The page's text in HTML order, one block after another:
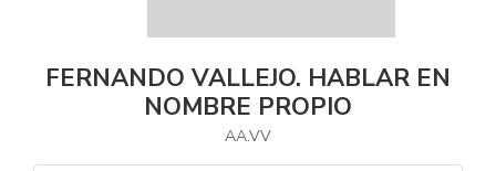
FERNANDO VALLEJO. HABLAR EN
NOMBRE PROPIO
AA.VV